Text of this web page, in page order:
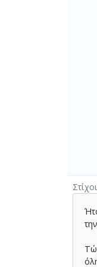
Στίχοι